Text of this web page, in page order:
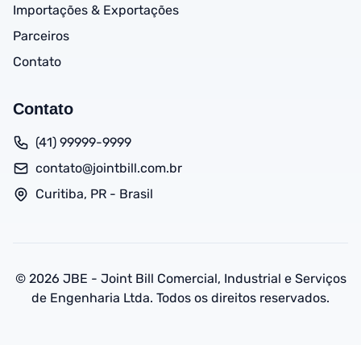
Importações & Exportações
Parceiros
Contato
Contato
(41) 99999-9999
contato@jointbill.com.br
Curitiba, PR - Brasil
© 2026 JBE - Joint Bill Comercial, Industrial e Serviços
de Engenharia Ltda. Todos os direitos reservados.